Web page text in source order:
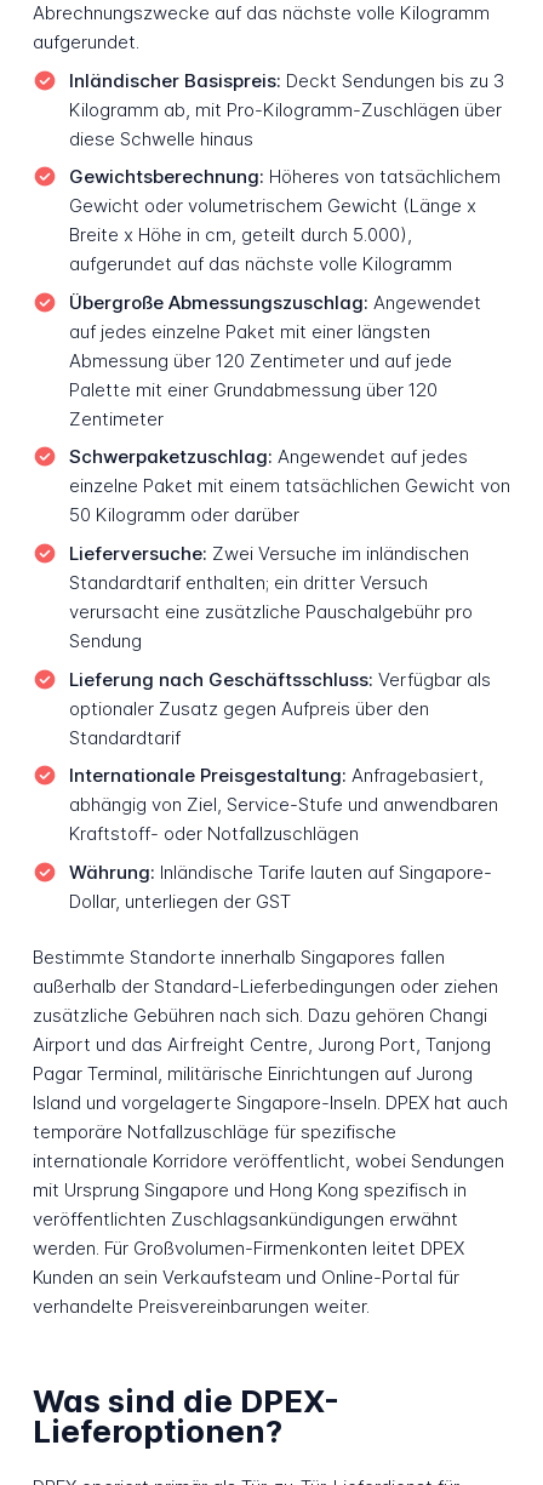
Abrechnungszwecke auf das nächste volle Kilogramm
aufgerundet.
Inländischer Basispreis: Deckt Sendungen bis zu 3
Kilogramm ab, mit Pro-Kilogramm-Zuschlägen über
diese Schwelle hinaus
Gewichtsberechnung: Höheres von tatsächlichem
Gewicht oder volumetrischem Gewicht (Länge x
Breite x Höhe in cm, geteilt durch 5.000),
aufgerundet auf das nächste volle Kilogramm
Übergroße Abmessungszuschlag: Angewendet
auf jedes einzelne Paket mit einer längsten
Abmessung über 120 Zentimeter und auf jede
Palette mit einer Grundabmessung über 120
Zentimeter
Schwerpaketzuschlag: Angewendet auf jedes
einzelne Paket mit einem tatsächlichen Gewicht von
50 Kilogramm oder darüber
Lieferversuche: Zwei Versuche im inländischen
Standardtarif enthalten; ein dritter Versuch
verursacht eine zusätzliche Pauschalgebühr pro
Sendung
Lieferung nach Geschäftsschluss: Verfügbar als
optionaler Zusatz gegen Aufpreis über den
Standardtarif
Internationale Preisgestaltung: Anfragebasiert,
abhängig von Ziel, Service-Stufe und anwendbaren
Kraftstoff- oder Notfallzuschlägen
Währung: Inländische Tarife lauten auf Singapore-
Dollar, unterliegen der GST
Bestimmte Standorte innerhalb Singapores fallen
außerhalb der Standard-Lieferbedingungen oder ziehen
zusätzliche Gebühren nach sich. Dazu gehören Changi
Airport und das Airfreight Centre, Jurong Port, Tanjong
Pagar Terminal, militärische Einrichtungen auf Jurong
Island und vorgelagerte Singapore-Inseln. DPEX hat auch
temporäre Notfallzuschläge für spezifische
internationale Korridore veröffentlicht, wobei Sendungen
mit Ursprung Singapore und Hong Kong spezifisch in
veröffentlichten Zuschlagsankündigungen erwähnt
werden. Für Großvolumen-Firmenkonten leitet DPEX
Kunden an sein Verkaufsteam und Online-Portal für
verhandelte Preisvereinbarungen weiter.
Was sind die DPEX-
Lieferoptionen?